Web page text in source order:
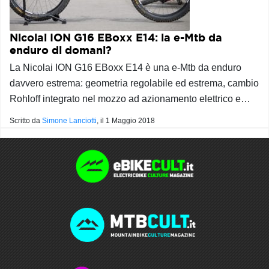
Nicolai ION G16 EBoxx E14: la e-Mtb da
enduro di domani?
La Nicolai ION G16 EBoxx E14 è una e-Mtb da enduro
davvero estrema: geometria regolabile ed estrema, cambio
Rohloff integrato nel mozzo ad azionamento elettrico e…
Scritto da Simone Lanciotti, il 1 Maggio 2018